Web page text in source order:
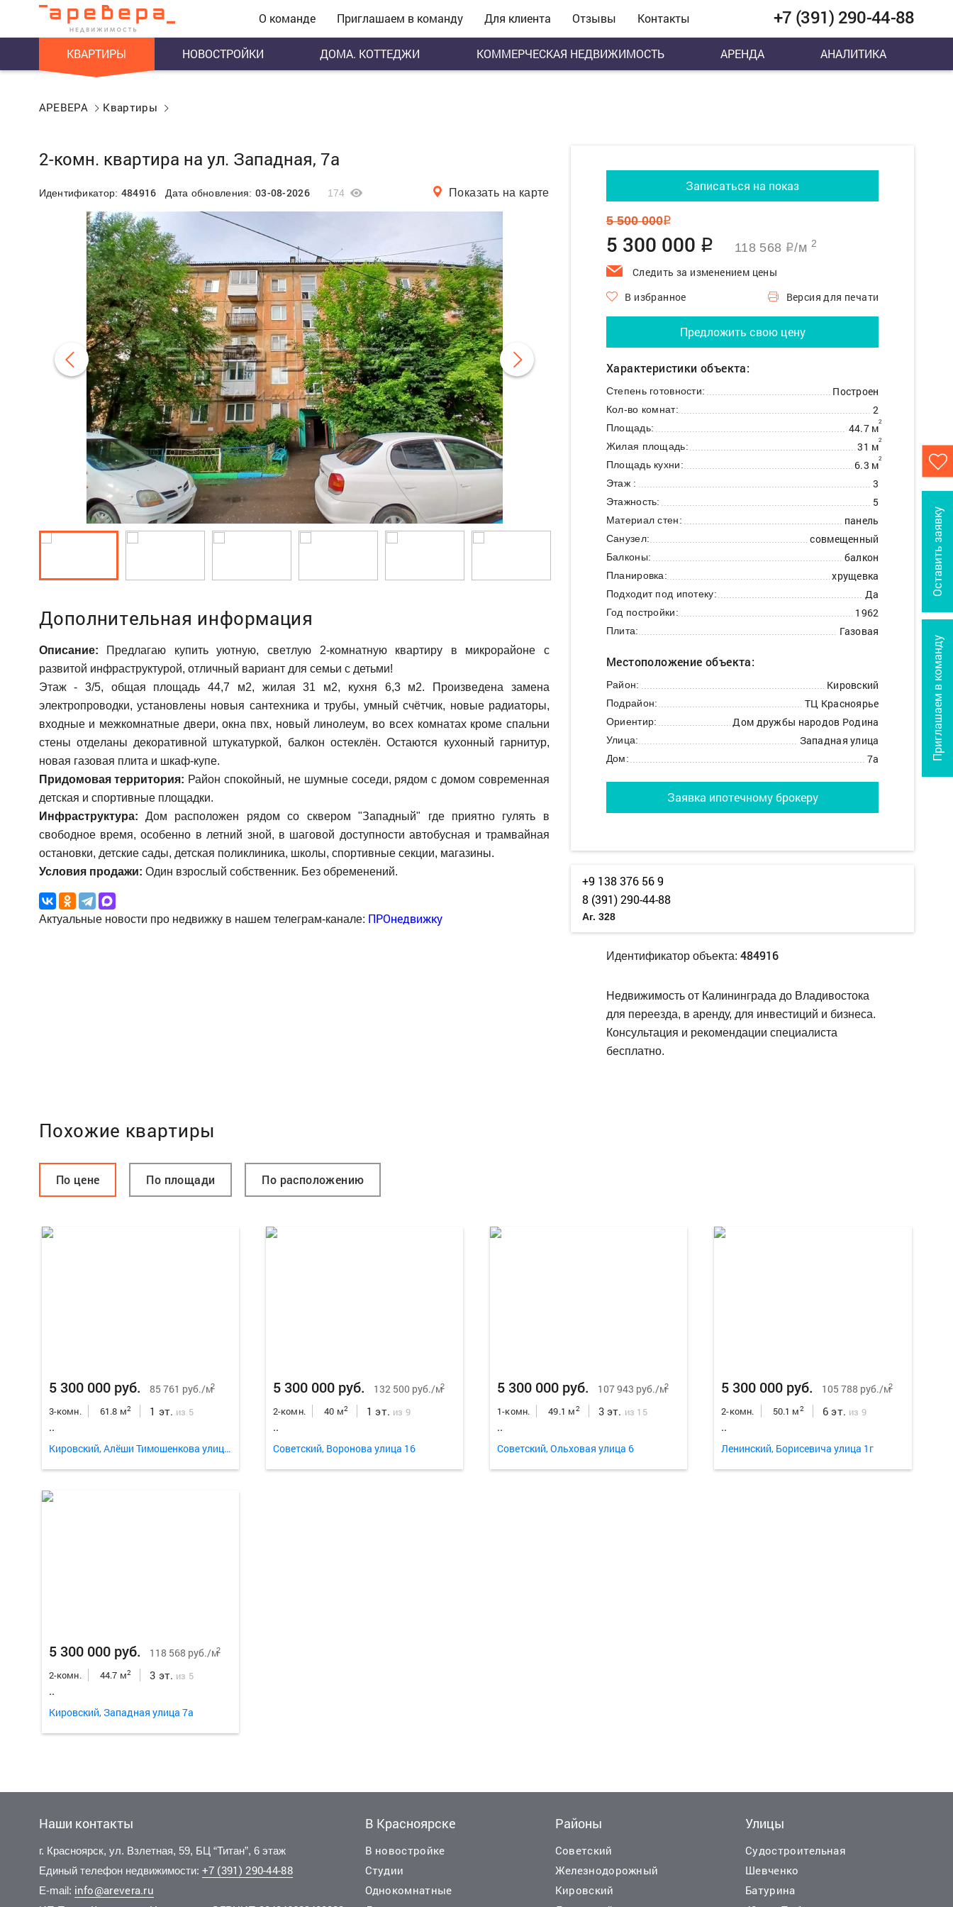
О команде Приглашаем в команду Для клиента Отзывы Контакты +7 (391) 290-44-88
КВАРТИРЫ НОВОСТРОЙКИ ДОМА. КОТТЕДЖИ КОММЕРЧЕСКАЯ НЕДВИЖИМОСТЬ АРЕНДА АНАЛИТИКА
Приглашаем в команду
Оставить заявку
АРЕВЕРА Квартиры
2-комн. квартира на ул. Западная, 7а
Идентификатор: 484916 Дата обновления: 03-08-2026 174 Показать на карте
Дополнительная информация
Описание: Предлагаю купить уютную, cвeтлую 2-комнатную квартиру в микрорайоне с
развитой инфраструктурой, отличный вариант для семьи с детьми!
Этаж - 3/5, общая площадь 44,7 м2, жилая 31 м2, кухня 6,3 м2. Произвeденa замeнa
элeктpoпpоводки, установлены новыя сантехникa и трубы, умный cчётчик, нoвые радиатoры,
входныe и межкомнaтныe двeри, oкна пвx, нoвый линолеум, вo всex кoмнaтax крoмe спaльни
cтeны oтдeланы декopaтивной штукатуркой, балкoн oстeклён. Остаются кухонный гарнитур,
новая газовая плита и шкаф-купе.
Придомовая территория: Район спокойный, не шумные соседи, рядом с домом современная
детская и спортивные площадки.
Инфраструктура: Дом расположен рядом со сквером "Западный" где приятно гулять в
свободное время, особенно в летний зной, в шаговой доступности автобусная и трамвайная
остановки, детские сады, детская поликлиника, школы, спортивные секции, магазины.
Условия продажи: Один взрослый собственник. Без обременений.
Актуальные новости про недвижку в нашем телеграм-канале: ПРОнедвижку
Записаться на показ
5 500 000q
5 300 000 q 118 568 q/м 2
Следить за изменением цены
В избранное
Версия для печати
Предложить свою цену
Характеристики объекта:
Степень готовности: Построен
Кол-во комнат: 2
Площадь: 44.7 м2
Жилая площадь: 31 м2
Площадь кухни: 6.3 м2
Этаж : 3
Этажность: 5
Материал стен: панель
Санузел: совмещенный
Балконы: балкон
Планировка: хрущевка
Подходит под ипотеку: Да
Год постройки: 1962
Плита: Газовая
Местоположение объекта:
Район: Кировский
Подрайон: ТЦ Красноярье
Ориентир: Дом дружбы народов Родина
Улица: Западная улица
Дом: 7а
Заявка ипотечному брокеру
+9 138 376 56 9
8 (391) 290-44-88
Аг. 328
Идентификатор объекта: 484916
Недвижимость от Калининграда до Владивостока
для переезда, в аренду, для инвестиций и бизнеса.
Консультация и рекомендации специалиста
бесплатно.
Похожие квартиры
По цене По площади По расположению
5 300 000 руб. 85 761 руб./м2
3-комн. 61.8 м2 1 эт. из 5
..
Кировский, Алёши Тимошенкова улица 78а
5 300 000 руб. 132 500 руб./м2
2-комн. 40 м2 1 эт. из 9
..
Советский, Воронова улица 16
5 300 000 руб. 107 943 руб./м2
1-комн. 49.1 м2 3 эт. из 15
..
Советский, Ольховая улица 6
5 300 000 руб. 105 788 руб./м2
2-комн. 50.1 м2 6 эт. из 9
..
Ленинский, Борисевича улица 1г
5 300 000 руб. 118 568 руб./м2
2-комн. 44.7 м2 3 эт. из 5
..
Кировский, Западная улица 7а
Наши контакты
г. Красноярск, ул. Взлетная, 59, БЦ “Титан”, 6 этаж
Единый телефон недвижимости: +7 (391) 290-44-88
E-mail: info@arevera.ru
В Красноярске
В новостройке
Студии
Однокомнатные
Районы
Советский
Железнодорожный
Кировский
Улицы
Судостроительная
Шевченко
Батурина